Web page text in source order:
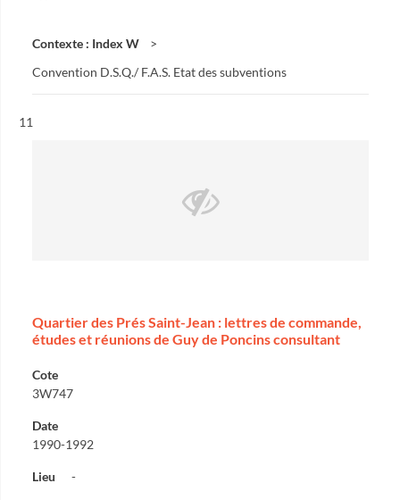
Contexte : Index W
Convention D.S.Q./ F.A.S. Etat des subventions
Résultat n°
11
Quartier des Prés Saint-Jean : lettres de commande,
études et réunions de Guy de Poncins consultant
Cote
3W747
Date
1990-1992
Lieu -